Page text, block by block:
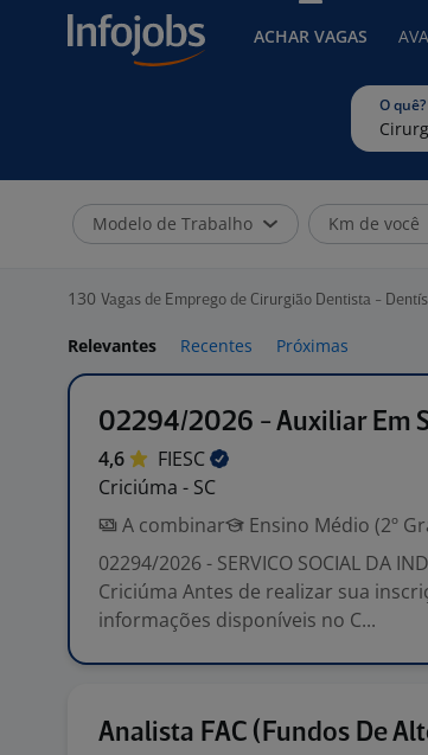
ACHAR VAGAS
O quê?
Modelo de Trabalho Km de você
130 Vagas de Emprego de Cirurgião Dentista -
Relevantes Recentes Próximas
02294/2026 - Auxiliar Em
4,6
FIESC
Criciúma - SC
A combinar
Ensino Médio (2º
02294/2026 - SERVICO SOCIAL DA
Criciúma Antes de realizar sua
informações disponíveis no C...
Analista FAC (Fundos De